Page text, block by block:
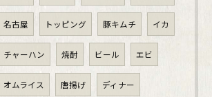
名古屋 トッピング 豚キムチ イカ
チャーハン 焼酎 ビール エビ
オムライス 唐揚げ ディナー